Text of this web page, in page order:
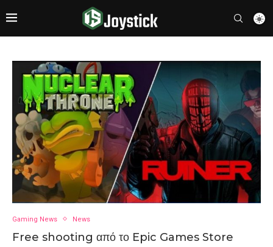
Gaming News News
Free shooting από το Epic Games Store